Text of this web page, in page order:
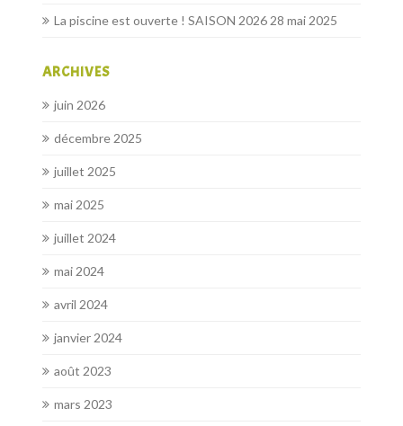
La piscine est ouverte ! SAISON 2026 28 mai 2025
ARCHIVES
juin 2026
décembre 2025
juillet 2025
mai 2025
juillet 2024
mai 2024
avril 2024
janvier 2024
août 2023
mars 2023